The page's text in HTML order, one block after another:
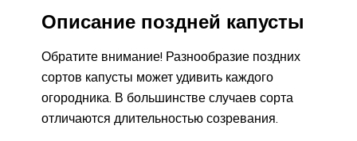
Описание поздней капусты
Обратите внимание! Разнообразие поздних
сортов капусты может удивить каждого
огородника. В большинстве случаев сорта
отличаются длительностью созревания.